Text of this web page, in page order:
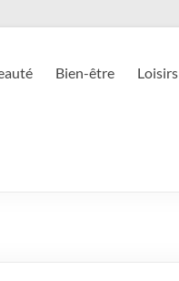
Bien-être Loisirs